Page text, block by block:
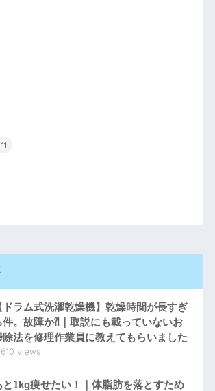
11
ドラム式洗濯乾燥機】乾燥時間が長すぎ
件。故障か⁈｜取説にも載っていないお
除法を修理作業員に教えてもらいました
views
と1kg痩せたい！｜体脂肪を落とすため